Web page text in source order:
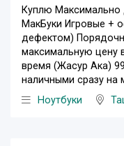
Куплю
МакБуки Игровые +
дефектом)
максимальную цену
время (Жасур Ака)
наличными сразу на
Ноутбуки